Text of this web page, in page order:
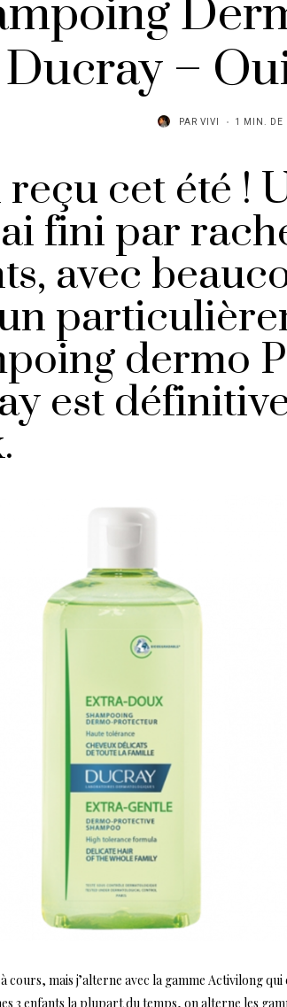
Ducray –
PAR VIVI 1 MIN. DE
reçu cet été !
fini par
avec
dermo
est
cours, mais j’alterne avec la gamme Activilong
3 enfants la plupart du temps, on alterne les